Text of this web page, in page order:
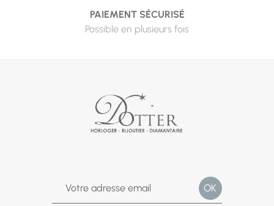
PAIEMENT SÉCURISÉ
Possible en plusieurs fois